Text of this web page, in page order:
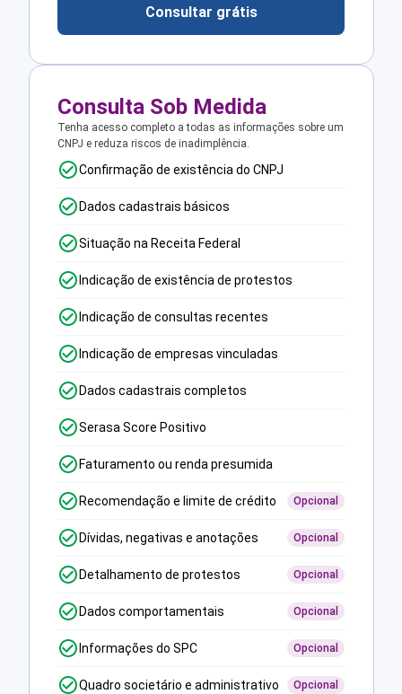
Consultar grátis
Consulta Sob Medida
Tenha acesso completo a todas as informações sobre um
CNPJ e reduza riscos de inadimplência.
Confirmação de existência do CNPJ
Dados cadastrais básicos
Situação na Receita Federal
Indicação de existência de protestos
Indicação de consultas recentes
Indicação de empresas vinculadas
Dados cadastrais completos
Serasa Score Positivo
Faturamento ou renda presumida
Recomendação e limite de crédito Opcional
Dívidas, negativas e anotações Opcional
Detalhamento de protestos Opcional
Dados comportamentais Opcional
Informações do SPC Opcional
Quadro societário e administrativo Opcional